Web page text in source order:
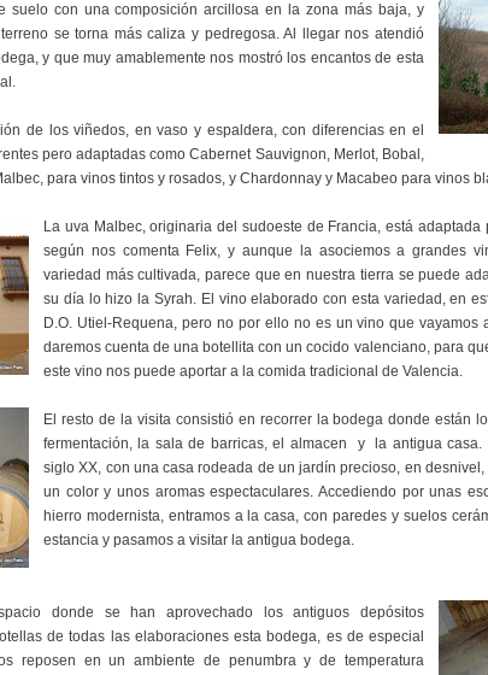
suelo con una composición arcillosa en la zona más baja, y
se torna más caliza y pedregosa. Al llegar nos atendió
y que muy amablemente nos mostró los encantos de esta
de los viñedos, en vaso y espaldera, con diferencias en el
pero adaptadas como Cabernet Sauvignon, Merlot, Bobal,
para vinos tintos y rosados, y Chardonnay y Macabeo para vinos
La uva Malbec, originaria del sudoeste de Francia, está adaptada
según nos comenta Felix, y aunque la asociemos a grandes
variedad más cultivada, parece que en nuestra tierra se puede
su día lo hizo la Syrah. El vino elaborado con esta variedad, en
D.O. Utiel-Requena, pero no por ello no es un vino que vayamos
daremos cuenta de una botellita con un cocido valenciano, para
este vino nos puede aportar a la comida tradicional de Valencia.
El resto de la visita consistió en recorrer la bodega donde están
fermentación, la sala de barricas, el almacen y la antigua casa.
siglo XX, con una casa rodeada de un jardín precioso, en
un color y unos aromas espectaculares. Accediendo por unas
hierro modernista, entramos a la casa, con paredes y suelos
estancia y pasamos a visitar la antigua bodega.
donde se han aprovechado los antiguos depósitos
de todas las elaboraciones esta bodega, es de especial
reposen en un ambiente de penumbra y de temperatura